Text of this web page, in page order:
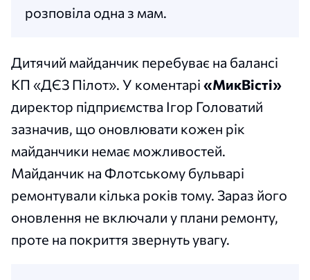
розповіла одна з мам.
Дитячий майданчик перебуває на балансі
КП «ДЄЗ Пілот». У коментарі «МикВісті»
директор підприємства Ігор Головатий
зазначив, що оновлювати кожен рік
майданчики немає можливостей.
Майданчик на Флотському бульварі
ремонтували кілька років тому. Зараз його
оновлення не включали у плани ремонту,
проте на покриття звернуть увагу.